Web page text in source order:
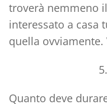
troverà nemmeno
interessato a casa
quella
Quanto deve